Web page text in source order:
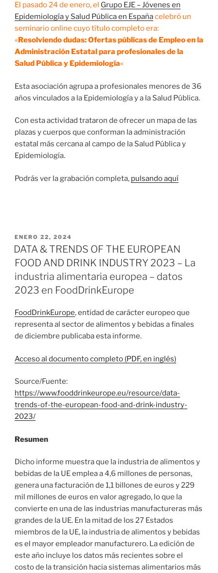
El pasado 24 de enero, el Grupo EJE – Jóvenes en
Epidemiología y Salud Pública en Españacelebró un
seminario online cuyo título completo era:
«Resolviendo dudas: Ofertas públicas de Empleo en la
Administración Estatal para profesionales de la
Salud Pública y Epidemiología«
Esta asociación agrupa a profesionales menores de 36
años vinculados a la Epidemiología y a la Salud Pública.
Con esta actividad trataron de ofrecer un mapa de las
plazas y cuerpos que conforman la administración
estatal más cercana al campo de la Salud Pública y
Epidemiología.
Podrás ver la grabación completa, pulsando aquí
PUBLICADO
EL
ENERO 22, 2024
DATA & TRENDS OF THE EUROPEAN
FOOD AND DRINK INDUSTRY 2023 – La
industria alimentaria europea – datos
2023 en FoodDrinkEurope
FoodDrinkEurope, entidad de carácter europeo que
representa al sector de alimentos y bebidas a finales
de diciembre publicaba esta informe.
Acceso al documento completo (PDF, en inglés)
Source/Fuente:
https://www.fooddrinkeurope.eu/resource/data-
trends-of-the-european-food-and-drink-industry-
2023/
Resumen
Dicho informe muestra que la industria de alimentos y
bebidas de la UE emplea a 4,6 millones de personas,
genera una facturación de 1,1 billones de euros y 229
mil millones de euros en valor agregado, lo que la
convierte en una de las industrias manufactureras más
grandes de la UE. En la mitad de los 27 Estados
miembros de la UE, la industria de alimentos y bebidas
es el mayor empleador manufacturero. La edición de
este año incluye los datos más recientes sobre el
costo de la transición hacia sistemas alimentarios más